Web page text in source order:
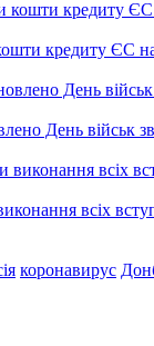
кредиту ЄС
День військ
всіх
коронавирус